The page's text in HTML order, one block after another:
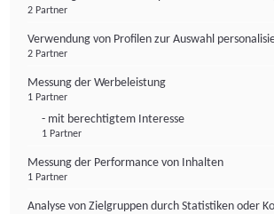
2 Partner
Verwendung von Profilen zur Auswahl
2 Partner
Messung der Werbeleistung
1 Partner
- mit berechtigtem Interesse
1 Partner
Messung der Performance von Inhalten
1 Partner
Analyse von Zielgruppen durch Statistiken oder